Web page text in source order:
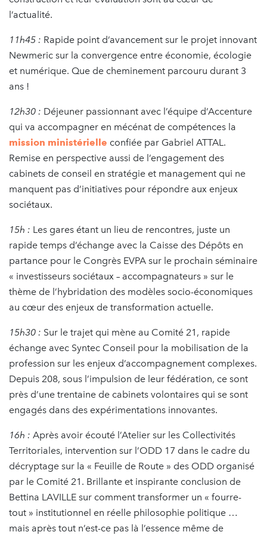
l’actualité.
11h45 : Rapide point d’avancement sur le projet innovant
Newmeric sur la convergence entre économie, écologie
et numérique. Que de cheminement parcouru durant 3
ans !
12h30 : Déjeuner passionnant avec l’équipe d’Accenture
qui va accompagner en mécénat de compétences la
mission ministérielle confiée par Gabriel ATTAL.
Remise en perspective aussi de l’engagement des
cabinets de conseil en stratégie et management qui ne
manquent pas d’initiatives pour répondre aux enjeux
sociétaux.
15h : Les gares étant un lieu de rencontres, juste un
rapide temps d’échange avec la Caisse des Dépôts en
partance pour le Congrès EVPA sur le prochain séminaire
« investisseurs sociétaux – accompagnateurs » sur le
thème de l’hybridation des modèles socio-économiques
au cœur des enjeux de transformation actuelle.
15h30 : Sur le trajet qui mène au Comité 21, rapide
échange avec Syntec Conseil pour la mobilisation de la
profession sur les enjeux d’accompagnement complexes.
Depuis 208, sous l’impulsion de leur fédération, ce sont
près d’une trentaine de cabinets volontaires qui se sont
engagés dans des expérimentations innovantes.
16h : Après avoir écouté l’Atelier sur les Collectivités
Territoriales, intervention sur l’ODD 17 dans le cadre du
décryptage sur la « Feuille de Route » des ODD organisé
par le Comité 21. Brillante et inspirante conclusion de
Bettina LAVILLE sur comment transformer un « fourre-
tout » institutionnel en réelle philosophie politique …
mais après tout n’est-ce pas là l’essence même de